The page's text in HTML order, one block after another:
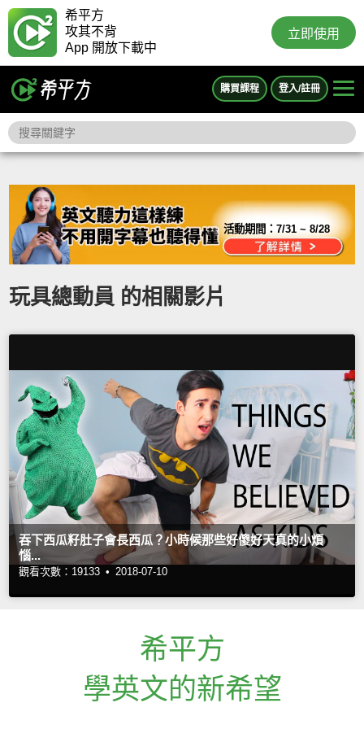
希平方
攻其不背
App 開放下載中
立即使用
購買課程 登入/註冊
活動期間：7/31 ~ 8/28
玩具總動員 的相關影片
吞下西瓜籽肚子會長西瓜？小時候那些好傻好天真的小煩
惱...
觀看次數：19133 • 2018-07-10
希平方
學英文的新希望